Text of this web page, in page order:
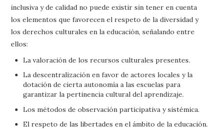
inclusiva y de calidad no puede existir sin tener en cuenta
los elementos que favorecen el respeto de la diversidad y
los derechos culturales en la educación, señalando entre
ellos:
La valoración de los recursos culturales presentes.
La descentralización en favor de actores locales y la
dotación de cierta autonomía a las escuelas para
garantizar la pertinencia cultural del aprendizaje.
Los métodos de observación participativa y sistémica.
El respeto de las libertades en el ámbito de la educación.